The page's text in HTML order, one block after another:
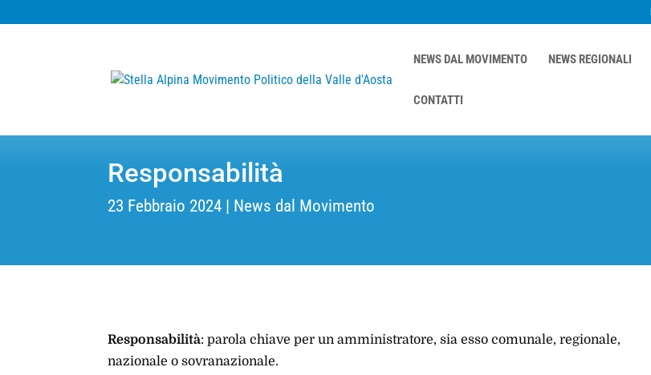
NEWS DAL MOVIMENTO NEWS REGIONALI
CONTATTI
Responsabilità
23 Febbraio 2024 News dal Movimento
Responsabilità: parola chiave per un amministratore, sia esso comunale, regionale,
nazionale o sovranazionale.